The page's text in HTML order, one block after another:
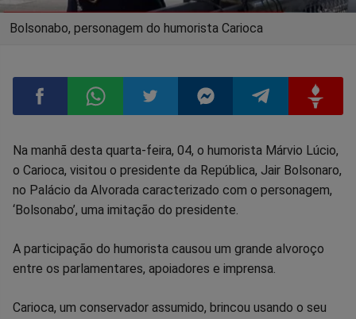
Bolsonabo, personagem do humorista Carioca
Compartilhar
no
Compartilhar
no
Compartilhar
no
Compartilhar
no
Compartilhar
no
no
Na manhã desta quarta-feira, 04, o humorista Márvio Lúcio,
o Carioca, visitou o presidente da República, Jair Bolsonaro,
no Palácio da Alvorada caracterizado com o personagem,
‘Bolsonabo’, uma imitação do presidente.
A participação do humorista causou um grande alvoroço
entre os parlamentares, apoiadores e imprensa.
Carioca, um conservador assumido, brincou usando o seu